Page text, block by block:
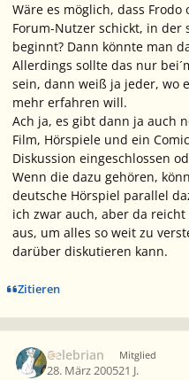
Wäre es möglich, dass
Forum-Nutzer schickt, in der
beginnt? Dann könnte man
Allerdings sollte das nur
sein, dann weiß ja jeder, wo
mehr erfahren will.
Ach ja, es gibt dann ja auch
Film, Hörspiele und ein
Diskussion eingeschlossen
Wenn die dazu gehören,
deutsche Hörspiel parallel
ich zwar auch, aber da
aus, um alles so weit zu
darüber diskutieren kann.
Zitieren
Celebrian Mitglied
28. März 200521 J.